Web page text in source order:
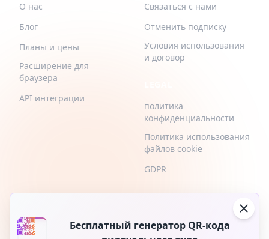
Бесплатный генератор QR-кода
О нас
Блог
Планы и цены
Расширение для
браузера
API интеграции
Связаться с нами
Отменить подписку
Условия использования
и договор
политика
конфиденциальности
Политика использования
файлов cookie
GDPR